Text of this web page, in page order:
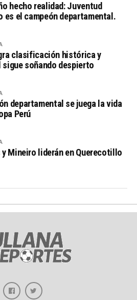
hecho realidad: Juventud
es el campeón departamental.
clasificación histórica y
sigue soñando despierto
departamental se juega la vida
Perú
y Mineiro liderán en Querecotillo